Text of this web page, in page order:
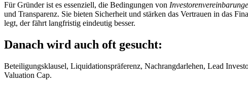
Für Gründer ist es essenziell, die Bedingungen von
und Transparenz. Sie bieten Sicherheit und stärken das Vertrauen in das
legt, der fährt langfristig eindeutig besser.
Danach wird auch oft gesucht:
Beteiligungsklausel, Liquidationspräferenz, Nachrangdarlehen, Lead
Valuation Cap.